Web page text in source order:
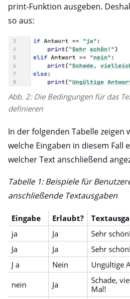
print-Funktion ausgeben.
so aus:
Abb. 2: Die Bedingungen für das
definieren
In der folgenden Tabelle zeigen
welche Eingaben in diesem Fall
welcher Text anschließend
Tabelle 1: Beispiele für
anschließende Textausgaben
Eingabe Erlaubt?
ja
Ja
Sehr schön!
Ja
Ja
Sehr schön!
J a
Nein
Ungültige
nein
Ja
Schade,
Mal!